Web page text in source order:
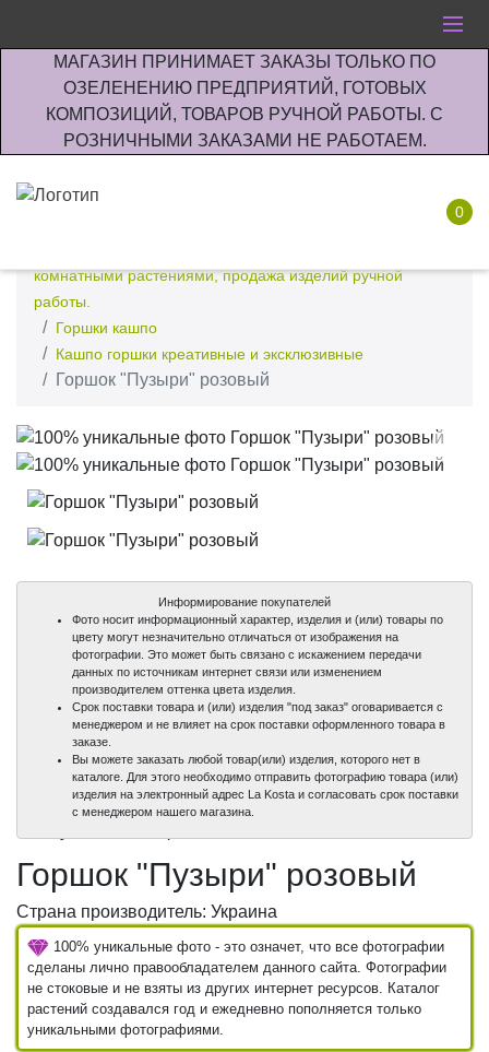
МАГАЗИН ПРИНИМАЕТ ЗАКАЗЫ ТОЛЬКО ПО
ОЗЕЛЕНЕНИЮ ПРЕДПРИЯТИЙ, ГОТОВЫХ
КОМПОЗИЦИЙ, ТОВАРОВ РУЧНОЙ РАБОТЫ. С
РОЗНИЧНЫМИ ЗАКАЗАМИ НЕ РАБОТАЕМ.
0
комнатными растениями, продажа изделий ручной
работы.
Горшки кашпо
Кашпо горшки креативные и эксклюзивные
Горшок "Пузыри" розовый
100%
100%
Информирование покупателей
Фото носит информационный характер, изделия и (или) товары по
цвету могут незначительно отличаться от изображения на
фотографии. Это может быть связано с искажением передачи
данных по источникам интернет связи или изменением
производителем оттенка цвета изделия.
Срок поставки товара и (или) изделия "под заказ" оговаривается с
менеджером и не влияет на срок поставки оформленного товара в
заказе.
Вы можете заказать любой товар(или) изделия, которого нет в
каталоге. Для этого необходимо отправить фотографию товара (или)
изделия на электронный адрес La Kosta и согласовать срок поставки
с менеджером нашего магазина.
Горшок "Пузыри" розовый
Страна производитель: Украина
100% уникальные фото - это означет, что все фотографии
сделаны лично правообладателем данного сайта. Фотографии
не стоковые и не взяты из других интернет ресурсов. Каталог
растений создавался год и ежедневно пополняется только
уникальными фотографиями.